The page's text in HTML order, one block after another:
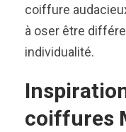
coiffure
à oser être
individualité.
coiffures